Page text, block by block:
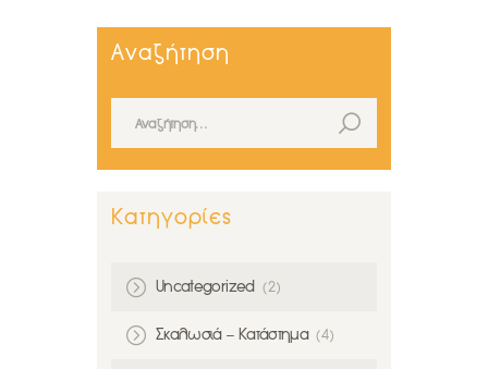
Αναζήτηση
Κατηγορίες
Uncategorized (2)
Σκαλωσιά – Κατάστημα (4)